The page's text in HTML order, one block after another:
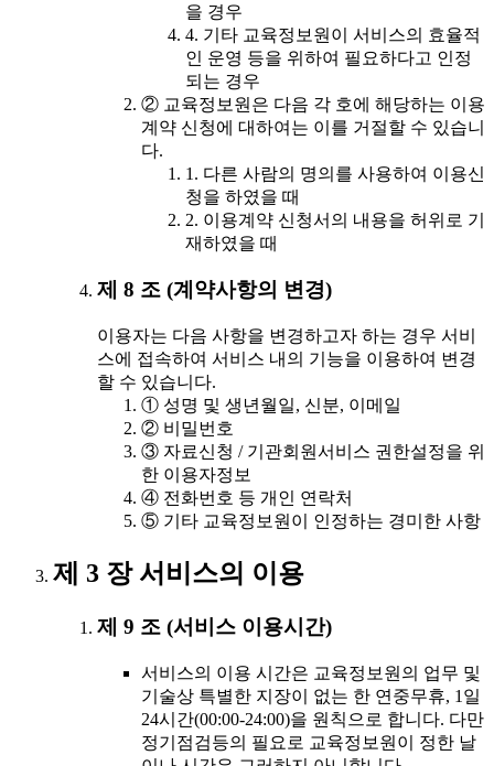
을 경우
4. 기타 교육정보원이 서비스의 효율적
인 운영 등을 위하여 필요하다고 인정
되는 경우
② 교육정보원은 다음 각 호에 해당하는 이용
계약 신청에 대하여는 이를 거절할 수 있습니
다.
1. 다른 사람의 명의를 사용하여 이용신
청을 하였을 때
2. 이용계약 신청서의 내용을 허위로 기
재하였을 때
제 8 조 (계약사항의 변경)
이용자는 다음 사항을 변경하고자 하는 경우 서비
스에 접속하여 서비스 내의 기능을 이용하여 변경
할 수 있습니다.
① 성명 및 생년월일, 신분, 이메일
② 비밀번호
③ 자료신청 / 기관회원서비스 권한설정을 위
한 이용자정보
④ 전화번호 등 개인 연락처
⑤ 기타 교육정보원이 인정하는 경미한 사항
제 3 장 서비스의 이용
제 9 조 (서비스 이용시간)
서비스의 이용 시간은 교육정보원의 업무 및
기술상 특별한 지장이 없는 한 연중무휴, 1일
24시간(00:00-24:00)을 원칙으로 합니다. 다만
정기점검등의 필요로 교육정보원이 정한 날